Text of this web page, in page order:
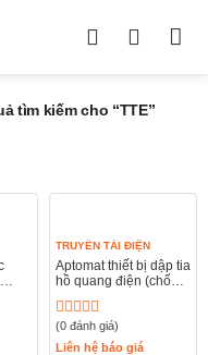
tìm kiếm cho “TTE”
TRUYỀN TẢI ĐIỆN
Aptomat thiết bị dập tia
hồ quang điện (chống
HQ1PHN
Được
xếp
(0 đánh giá)
Liên hệ báo giá